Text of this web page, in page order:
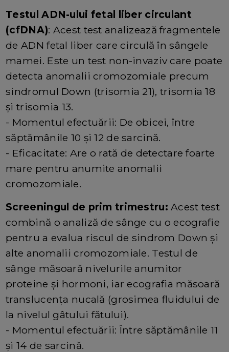
Testul ADN-ului fetal liber circulant
(cfDNA): Acest test analizează fragmentele
de ADN fetal liber care circulă în sângele
mamei. Este un test non-invaziv care poate
detecta anomalii cromozomiale precum
sindromul Down (trisomia 21), trisomia 18
și trisomia 13.
- Momentul efectuării: De obicei, între
săptămânile 10 și 12 de sarcină.
- Eficacitate: Are o rată de detectare foarte
mare pentru anumite anomalii
cromozomiale.
Screeningul de prim trimestru: Acest test
combină o analiză de sânge cu o ecografie
pentru a evalua riscul de sindrom Down și
alte anomalii cromozomiale. Testul de
sânge măsoară nivelurile anumitor
proteine și hormoni, iar ecografia măsoară
translucența nucală (grosimea fluidului de
la nivelul gâtului fătului).
- Momentul efectuării: Între săptămânile 11
și 14 de sarcină.